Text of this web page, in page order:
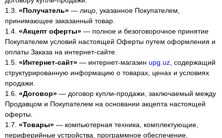
1.3. «Получатель» — лицо, указанное Покупателем,
принимающее заказанный товар.
1.4. «Акцепт оферты» — полное и безоговорочное принятие
Покупателем условий настоящей Оферты путем оформления и
оплаты Заказа на интернет-сайте.
1.5. «Интернет-сайт» — интернет-магазин upg.uz , содержащий
структурированную информацию о товарах, ценах и условиях
продажи.
1.6. «Договор» — договор купли-продажи, заключаемый между
Продавцом и Покупателем на основании акцепта настоящей
оферты.
1.7. «Товары» — компьютерная техника, комплектующие,
периферийные устройства, программное обеспечение,